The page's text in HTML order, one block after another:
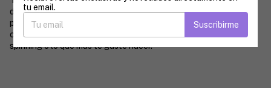
deportivas. Nuestros tops vienen forrados y son super cómodos
para hacer cualquier tipo de deporte. Pensado y diseñado para
cualquier tipo de deporte ya sea yoga, elongación, running,
spinning o lo que más te guste hacer.
tu email.
Suscribirme